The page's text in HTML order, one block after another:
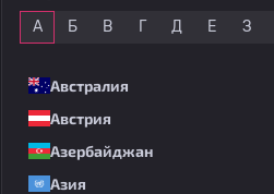
А Б В Г Д Е З
Австралия
Австрия
Азербайджан
Азия